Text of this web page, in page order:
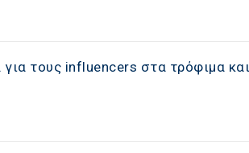
για τους influencers στα τρόφιμα